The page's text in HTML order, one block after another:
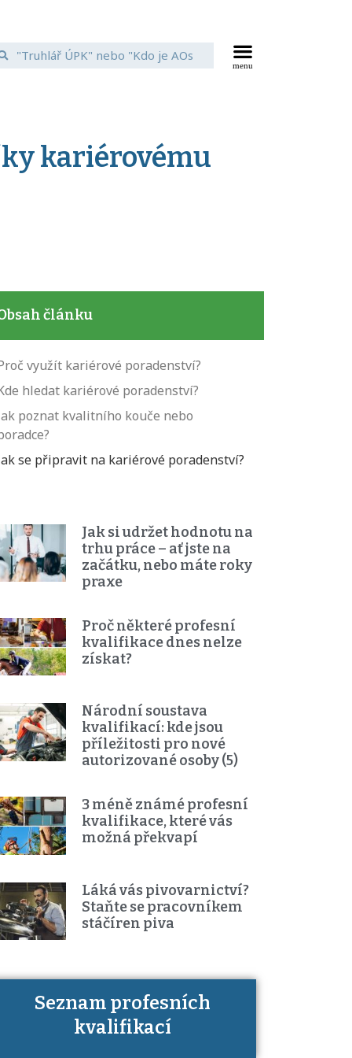
kariérovému
článku
využít kariérové poradenství?
hledat kariérové poradenství?
poznat kvalitního kouče nebo
se připravit na kariérové poradenství?
Jak si udržet hodnotu na
trhu práce – ať jste na
začátku, nebo máte roky
praxe
Proč některé profesní
kvalifikace dnes nelze
získat?
Národní soustava
kvalifikací: kde jsou
příležitosti pro nové
autorizované osoby (5)
3 méně známé profesní
kvalifikace, které vás
možná překvapí
Láká vás pivovarnictví?
Staňte se pracovníkem
stáčíren piva
Seznam profesních
kvalifikací
Víte, jaké dovednosti musíte pro
danou kvalifikaci prokázat?